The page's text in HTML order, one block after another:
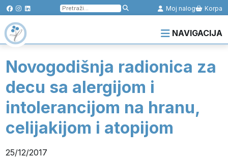
Pretraga
za:
Moj nalog Korpa
NAVIGACIJA
Novogodišnja radionica za
decu sa alergijom i
intolerancijom na hranu,
celijakijom i atopijom
25/12/2017